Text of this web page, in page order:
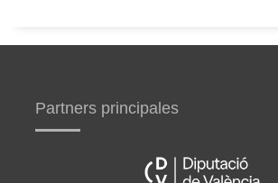
Partners principales